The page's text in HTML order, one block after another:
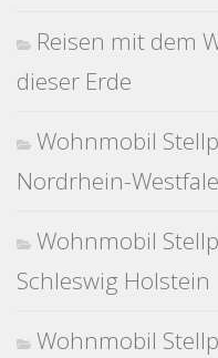
Reisen mit dem
dieser Erde
Wohnmobil
Nordrhein-
Wohnmobil
Schleswig Holstein
Wohnmobil